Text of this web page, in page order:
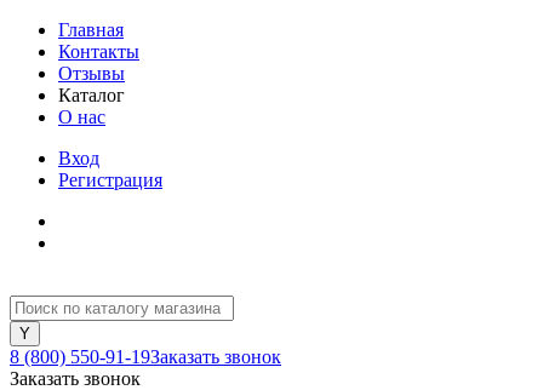
Главная
Контакты
Отзывы
Каталог
О нас
Вход
Регистрация
8 (800) 550-91-19Заказать звонок
Заказать звонок